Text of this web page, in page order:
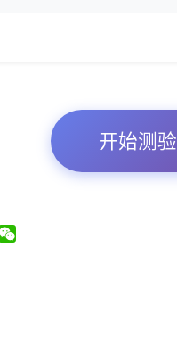
开始测验